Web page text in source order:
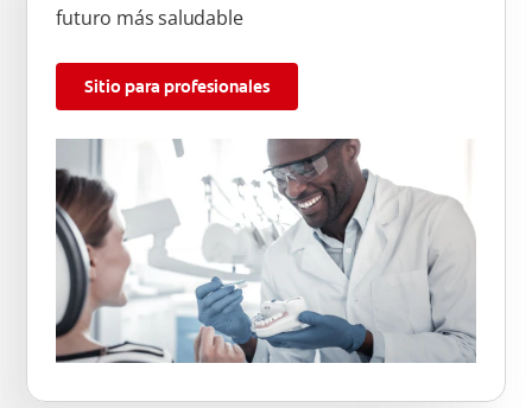
futuro más saludable
Sitio para profesionales